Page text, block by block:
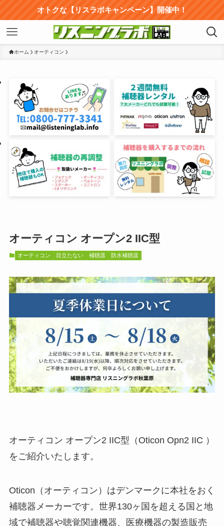
オトクな【リスラボキャンペーン】開催中！
ホーム オーティコン
オーティコン オープン2 IIC型
オーティコン 目立たない 補聴器 防水補聴器
オーティコン オープン2 IIC型（Oticon Opn2 IIC ）
をご紹介いたします。
Oticon（オーティコン）はデンマークに本社をおく
補聴器メーカーです。世界130ヶ国を超える国と地
域で補聴器や聴覚関連機器、医療機器の製造販売